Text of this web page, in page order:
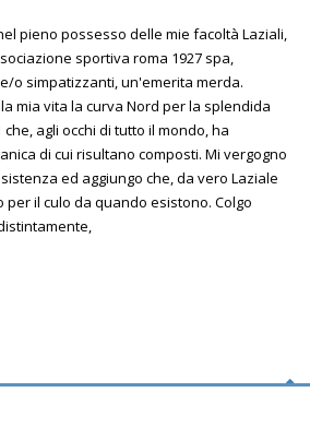
pieno possesso delle mie facoltà Laziali,
sportiva roma 1927 spa,
o simpatizzanti, un'emerita merda.
mia vita la curva Nord per la splendida
agli occhi di tutto il mondo, ha
di cui risultano composti. Mi vergogno
ed aggiungo che, da vero Laziale
per il culo da quando esistono. Colgo